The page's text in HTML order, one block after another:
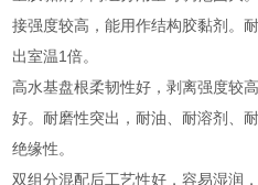
接强度较高，能用作结构胶黏剂。
出室温1倍。
高水基盘根柔韧性好，剥离强度较
好。耐磨性突出，耐油、耐溶剂、
绝缘性。
双组分混配后工艺性好，容易湿润